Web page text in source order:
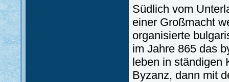
Südlich vom
einer Großmacht
organisierte
im Jahre 865 das
leben in ständigen
Byzanz, dann mit